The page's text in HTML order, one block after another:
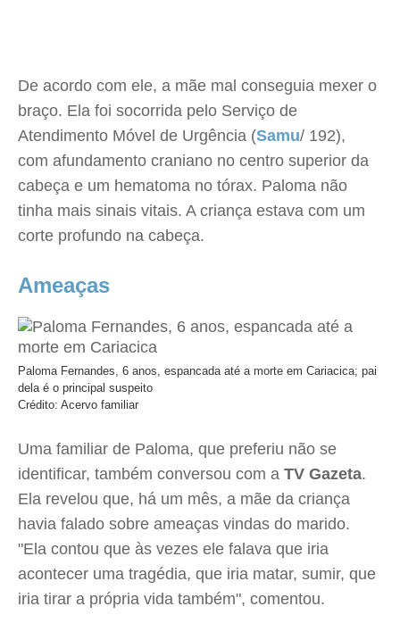
De acordo com ele, a mãe mal conseguia mexer o
braço. Ela foi socorrida pelo Serviço de
Atendimento Móvel de Urgência (Samu/ 192),
com afundamento craniano no centro superior da
cabeça e um hematoma no tórax. Paloma não
tinha mais sinais vitais. A criança estava com um
corte profundo na cabeça.
Ameaças
Paloma Fernandes, 6 anos, espancada até a morte em Cariacica; pai
dela é o principal suspeito
Crédito: Acervo familiar
Uma familiar de Paloma, que preferiu não se
identificar, também conversou com a TV Gazeta.
Ela revelou que, há um mês, a mãe da criança
havia falado sobre ameaças vindas do marido.
"Ela contou que às vezes ele falava que iria
acontecer uma tragédia, que iria matar, sumir, que
iria tirar a própria vida também", comentou.